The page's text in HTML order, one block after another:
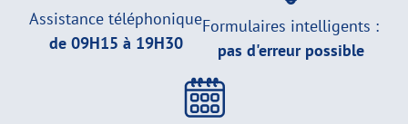
Assistance téléphonique
de 09H15 à 19H30
Formulaires intelligents :
pas d'erreur possible